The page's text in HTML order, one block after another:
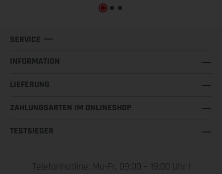
SERVICE
INFORMATION
LIEFERUNG
ZAHLUNGSARTEN IM ONLINESHOP
TESTSIEGER
Telefonhotline: Mo-Fr, 09:00 – 19:00 Uhr |